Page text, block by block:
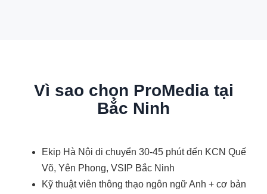
Vì sao chọn ProMedia tại
Bắc Ninh
Ekip Hà Nội di chuyển 30-45 phút đến KCN Quế
Võ, Yên Phong, VSIP Bắc Ninh
Kỹ thuật viên thông thạo ngôn ngữ Anh + cơ bản